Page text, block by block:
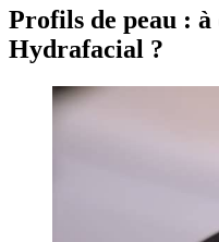
Profils de peau : à
Hydrafacial ?